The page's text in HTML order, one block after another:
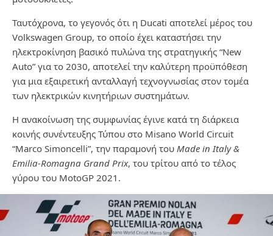
Ταυτόχρονα, το γεγονός ότι η Ducati αποτελεί μέρος του
Volkswagen Group, το οποίο έχει καταστήσει την
ηλεκτροκίνηση βασικό πυλώνα της στρατηγικής “New
Auto” για το 2030, αποτελεί την καλύτερη προϋπόθεση
για μια εξαιρετική ανταλλαγή τεχνογνωσίας στον τομέα
των ηλεκτρικών κινητήριων συστημάτων.
Η ανακοίνωση της συμφωνίας έγινε κατά τη διάρκεια
κοινής συνέντευξης Τύπου στο Misano World Circuit
“Marco Simoncelli”, την παραμονή του Made in Italy &
Emilia-Romagna Grand Prix, του τρίτου από το τέλος
γύρου του MotoGP 2021.